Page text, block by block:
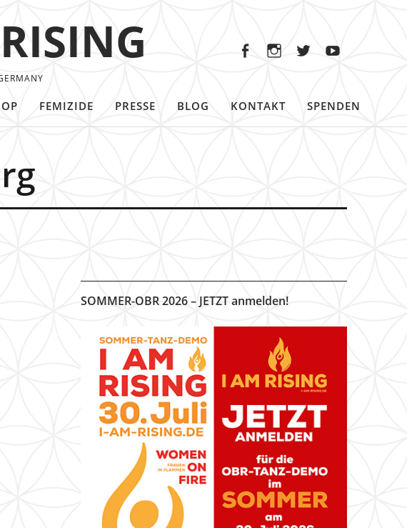
FEMIZIDE PRESSE BLOG KONTAKT SPENDEN
SOMMER-OBR 2026 – JETZT anmelden!